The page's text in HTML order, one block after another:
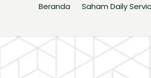
Beranda Saham Daily